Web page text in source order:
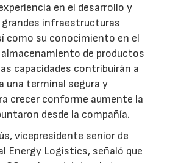
en el desarrollo y
grandes infraestructuras
como su conocimiento en el
de productos
capacidades contribuirán a
una terminal segura y
crecer conforme aumente la
desde la compañía.
vicepresidente senior de
Energy Logistics, señaló que